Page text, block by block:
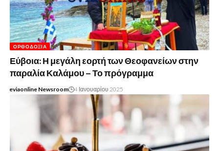
ΟΡΘΟΔΟΞΊΑ
Εύβοια: Η μεγάλη εορτή των Θεοφανείων στην
παραλία Καλάμου – Το πρόγραμμα
eviaonline Newsroom 4 Ιανουαρίου 2025